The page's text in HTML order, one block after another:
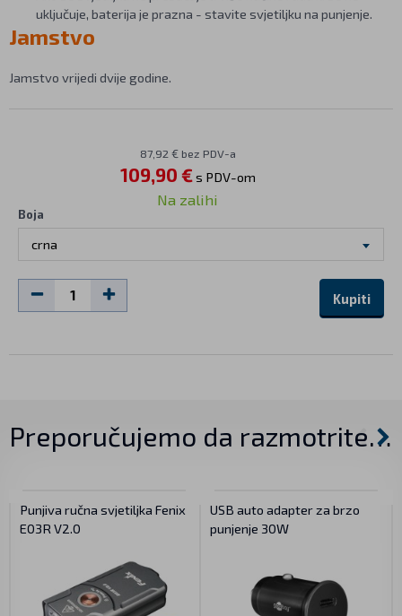
uključuje, baterija je prazna - stavite svjetiljku na punjenje.
Jamstvo
Jamstvo vrijedi dvije godine.
87,92 € bez PDV-a
109,90 €s PDV-om
Na zalihi
Boja
crna
Kupiti
Preporučujemo da razmotrite…
Punjiva ručna svjetiljka Fenix
E03R V2.0
USB auto adapter za brzo
punjenje 30W